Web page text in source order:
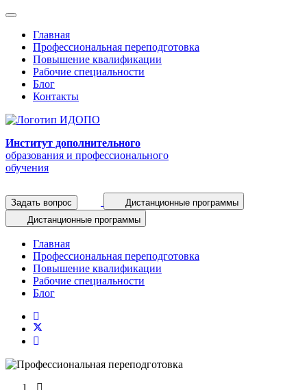
Главная
Профессиональная переподготовка
Повышение квалификации
Рабочие специальности
Блог
Контакты
Институт дополнительного
образования и профессионального
обучения
Задать вопрос
Дистанционные программы
Дистанционные программы
Главная
Профессиональная переподготовка
Повышение квалификации
Рабочие специальности
Блог